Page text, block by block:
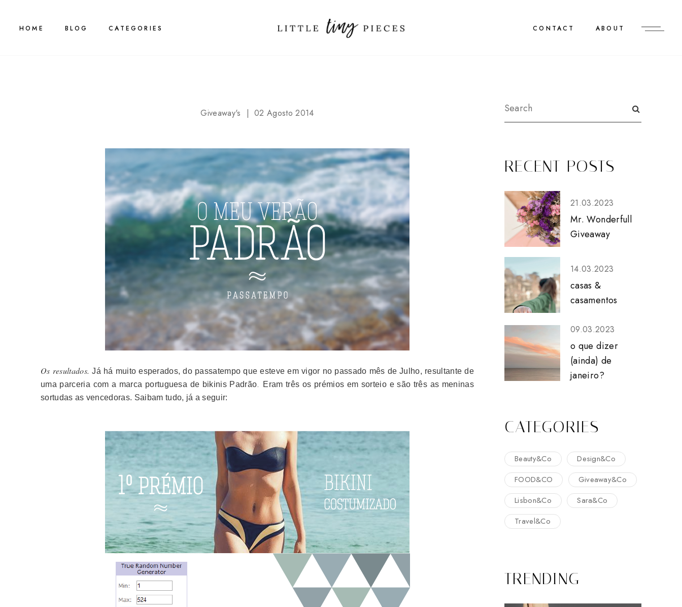
HOME BLOG CATEGORIES CONTACT ABOUT
Giveaway's 02 Agosto 2014
Os resultados. Já há muito esperados, do passatempo que esteve em vigor no passado mês de Julho, resultante de
uma parceria com a marca portuguesa de bikinis Padrão.
Eram três os prémios em sorteio e são três as meninas
sortudas as vencedoras. Saibam tudo, já a seguir:
RECENT POSTS
21.03.2023
Mr. Wonderfull
Giveaway
14.03.2023
casas &
casamentos
09.03.2023
o que dizer
(ainda) de
janeiro?
CATEGORIES
Beauty&Co
Design&Co
FOOD&CO
Giveaway&Co
Lisbon&Co
Sara&Co
Travel&Co
TRENDING